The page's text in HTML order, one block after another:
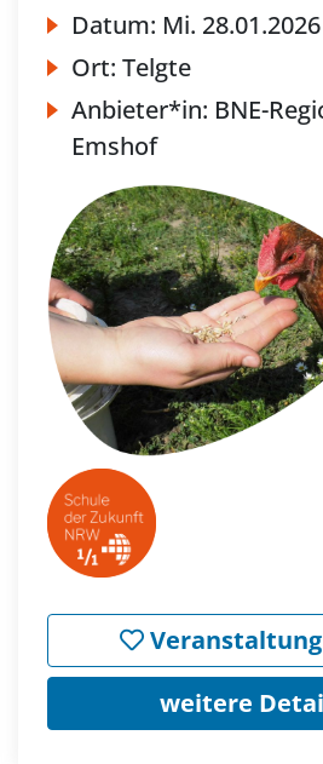
Datum: Mi. 28.01.2026
Ort: Telgte
Anbieter*in: BNE-
Emshof
weitere